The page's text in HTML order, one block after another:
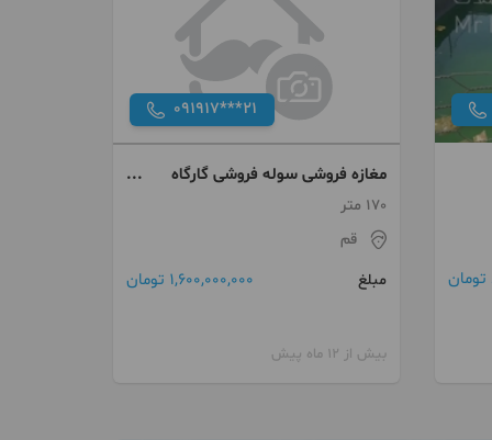
091917***21
مغازه فروشی سوله فروشی گارگاه
فروشی
170 متر
قم
مبلغ
1,600,000,000 تومان
بیش از 12 ماه پیش